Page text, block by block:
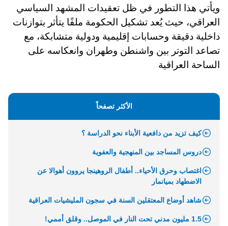
ويأتي هذا التطور في ظل تعقيدات المشهد السياسي
العراقي، حيث يُعد تشكيل الحكومة ملفًا يتأثر بتوازنات
داخلية دقيقة وحسابات إقليمية ودولية متشابكة، مع
تصاعد التوتر بين واشنطن وطهران وانعكاسه على
الساحة العراقية
الأكثر تصفحاً
كيف تزيد من دافعية الأبناء نحو الدراسة ؟
دروس المساجد بين المنهجية والعفوية
اغتصاب وحرق الأحياء.. أطفال الروهينجا يروون أهوالا عن
الاضطهاد بميانمار
شاهد أوضاع المعتقلين السنة في سجون المليشيات العراقية
1.5 مليون مدني تحت النار في الموصل.. وقلق أممي!